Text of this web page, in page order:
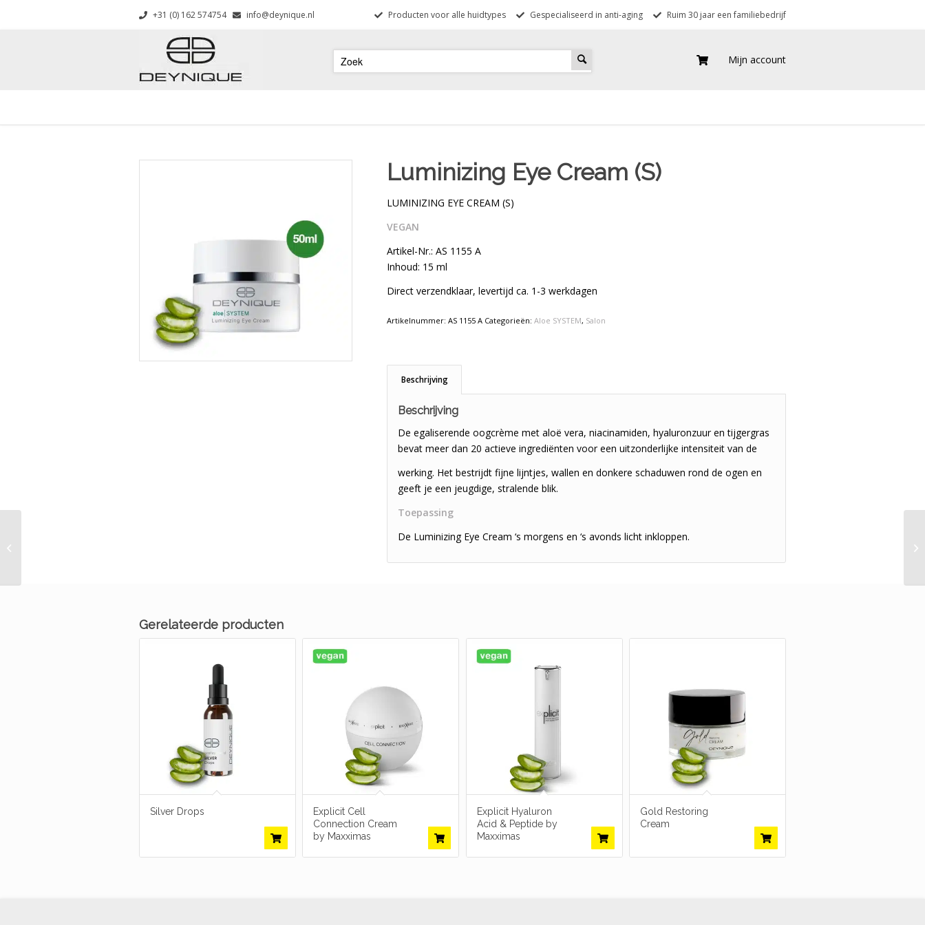
+31 (0) 162 574754 info@deynique.nl Producten voor alle huidtypes Gespecialiseerd in anti-aging Ruim 30 jaar een familiebedrijf
Mijn account
Luminizing Eye Cream (S)
LUMINIZING EYE CREAM (S)
VEGAN
Artikel-Nr.: AS 1155 A
Inhoud: 15 ml
Direct verzendklaar, levertijd ca. 1-3 werkdagen
Artikelnummer:AS 1155 A Categorieën:Aloe SYSTEM, Salon
Beschrijving
Beschrijving
De egaliserende oogcrème met aloë vera, niacinamiden, hyaluronzuur en tijgergras
bevat meer dan 20 actieve ingrediënten voor een uitzonderlijke intensiteit van de
werking. Het bestrijdt fijne lijntjes, wallen en donkere schaduwen rond de ogen en
geeft je een jeugdige, stralende blik.
Toepassing
De Luminizing Eye Cream ‘s morgens en ‘s avonds licht inkloppen.
Gerelateerde producten
Silver Drops
Explicit Cell
Connection Cream
by Maxximas
Explicit Hyaluron
Acid & Peptide by
Maxximas
Gold Restoring
Cream